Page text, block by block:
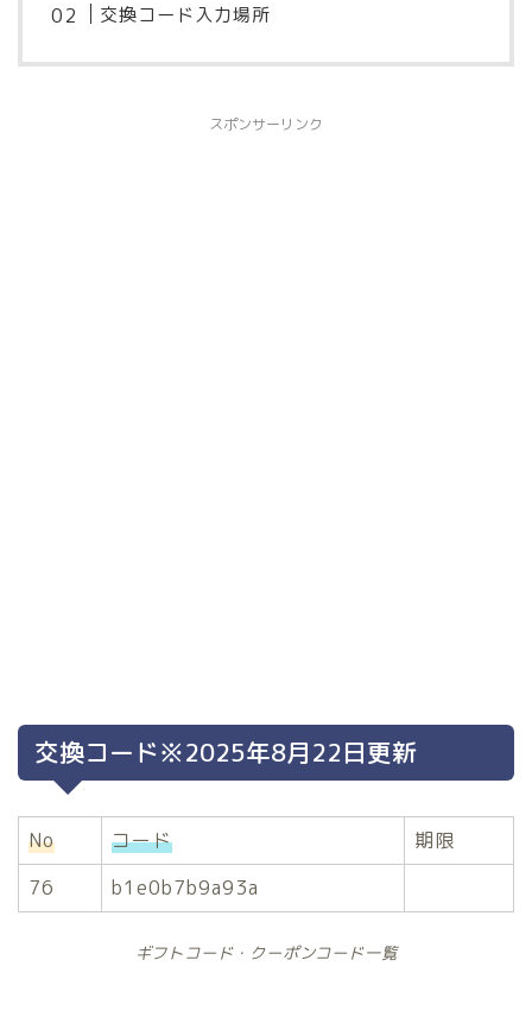
交換コード入力場所
スポンサーリンク
交換コード※2025年8月22日更新
No コード
期限
76
b1e0b7b9a93a
ギフトコード・クーポンコード一覧